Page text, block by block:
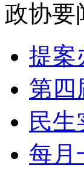
政协要
提案
第四
民
每月